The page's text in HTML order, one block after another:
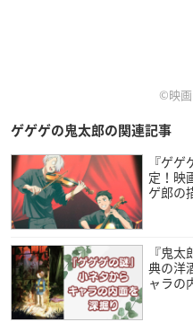
©映
ゲゲゲの鬼太郎の関連記事
『ゲ
定！映
ゲ郎の
『鬼
典の洋
ャラの